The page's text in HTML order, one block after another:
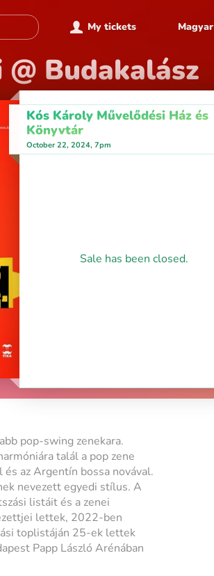
My tickets Magyar
Budakalász
Kós Károly Művelődési Ház és
Könyvtár
October 22, 2024, 7pm
Sale has been closed.
pop-swing zenekara.
talál a pop zene
az Argentín bossa novával.
nevezett egyedi stílus. A
listáit és a zenei
lettek, 2022-ben
toplistáján 25-ek lettek
Papp László Arénában